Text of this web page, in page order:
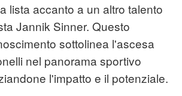
lista accanto a un altro talento
Jannik Sinner. Questo
sottolinea l'ascesa
nel panorama sportivo
l'impatto e il potenziale.